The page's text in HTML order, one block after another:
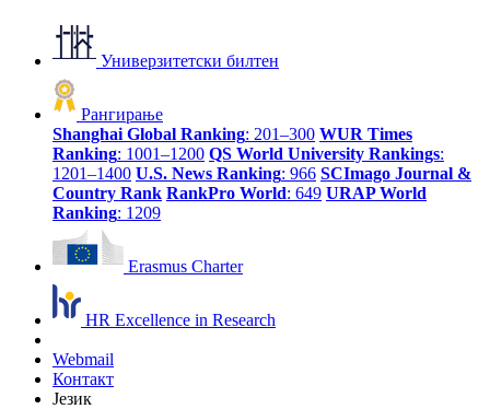
Универзитетски билтен
Рангирање
Shanghai Global Ranking: 201–300 WUR Times
Ranking: 1001–1200 QS World University Rankings:
1201–1400 U.S. News Ranking: 966 SCImago Journal &
Country Rank RankPro World: 649 URAP World
Ranking: 1209
Erasmus Charter
HR Excellence in Research
Webmail
Контакт
Језик